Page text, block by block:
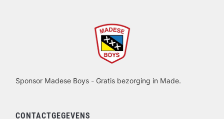
Sponsor Madese Boys - Gratis bezorging in Made.
CONTACTGEGEVENS